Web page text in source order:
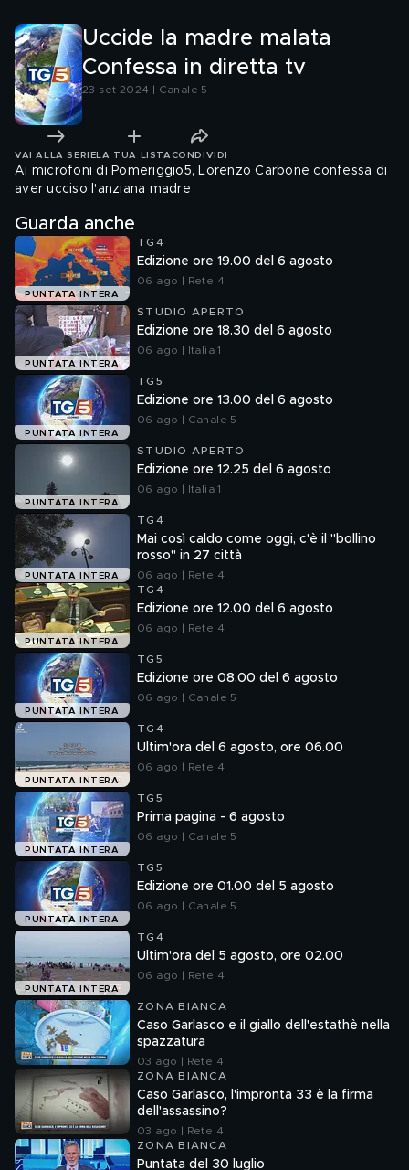
Uccide la madre malata
Confessa in diretta tv
23 set 2024 | Canale 5
VAI ALLA SERIE LA TUA LISTA CONDIVIDI
Ai microfoni di Pomeriggio5, Lorenzo Carbone confessa di
aver ucciso l'anziana madre
Guarda anche
PUNTATA INTERA
TG4
Edizione ore 19.00 del 6 agosto
06 ago | Rete 4
PUNTATA INTERA
STUDIO APERTO
Edizione ore 18.30 del 6 agosto
06 ago | Italia 1
PUNTATA INTERA
TG5
Edizione ore 13.00 del 6 agosto
06 ago | Canale 5
PUNTATA INTERA
STUDIO APERTO
Edizione ore 12.25 del 6 agosto
06 ago | Italia 1
PUNTATA INTERA
TG4
Mai così caldo come oggi, c'è il "bollino
rosso" in 27 città
06 ago | Rete 4
PUNTATA INTERA
TG4
Edizione ore 12.00 del 6 agosto
06 ago | Rete 4
PUNTATA INTERA
TG5
Edizione ore 08.00 del 6 agosto
06 ago | Canale 5
PUNTATA INTERA
TG4
Ultim'ora del 6 agosto, ore 06.00
06 ago | Rete 4
PUNTATA INTERA
TG5
Prima pagina - 6 agosto
06 ago | Canale 5
PUNTATA INTERA
TG5
Edizione ore 01.00 del 5 agosto
06 ago | Canale 5
PUNTATA INTERA
TG4
Ultim'ora del 5 agosto, ore 02.00
06 ago | Rete 4
ZONA BIANCA
Caso Garlasco e il giallo dell'estathè nella
spazzatura
03 ago | Rete 4
ZONA BIANCA
Caso Garlasco, l'impronta 33 è la firma
dell'assassino?
03 ago | Rete 4
ZONA BIANCA
Puntata del 30 luglio